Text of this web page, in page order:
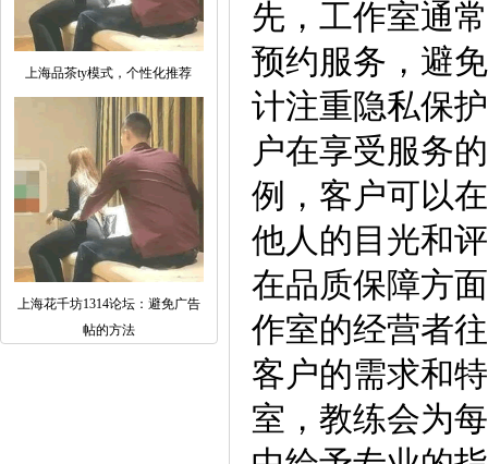
上海品茶ty模式，个性化推荐
上海花千坊1314论坛：避免广告
帖的方法
先，工作室通
预约服务，避
计注重隐私保
户在享受服务
例，客户可以
他人的目光和
在品质保障方
作室的经营者
客户的需求和
室，教练会为